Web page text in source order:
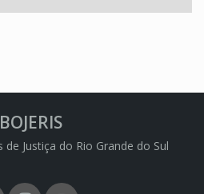
Justiça do Rio Grande do Sul